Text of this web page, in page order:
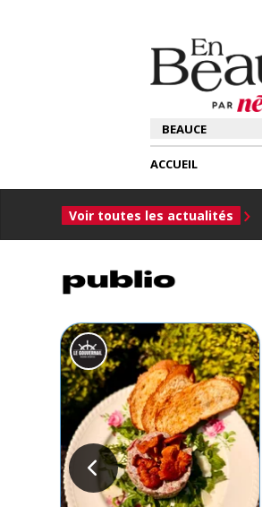
ACCUEIL
Voir toutes les actualités